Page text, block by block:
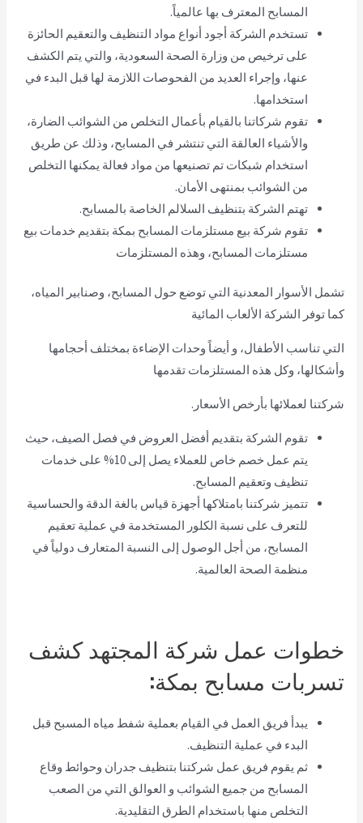
المسابح المعترف بها عالمياً.
تستخدم الشركة أجود أنواع مواد التنظيف والتعقيم الحائزة
على ترخيص من وزارة الصحة السعودية، والتي يتم الكشف
عنها، وإجراء العديد من الفحوصات اللازمة لها قبل البدء في
استخدامها.
تقوم شركاتنا بالقيام بأعمال التخلص من الشوائب الضارة،
والأشياء العالقة التي تنتشر في المسابح، وذلك عن طريق
استخدام شبكات تم تصنيعها من مواد فعالة يمكنها التخلص
من الشوائب بمنتهى الأمان.
تهتم الشركة بتنظيف السلالم الخاصة بالمسابح.
تقوم شركة بيع مستلزمات المسابح بمكة بتقديم خدمات بيع
مستلزمات المسابح، وهذه المستلزمات
تشمل الأسوار المعدنية التي توضع حول المسابح، وصنابير المياه،
كما توفر الشركة الألعاب المائية
التي تناسب الأطفال، و أيضاً وحدات الإضاءة بمختلف أحجامها
وأشكالها، وكل هذه المستلزمات تقدمها
شركتنا لعملائها بأرخص الأسعار.
تقوم الشركة بتقديم أفضل العروض في فصل الصيف، حيث
يتم عمل خصم خاص للعملاء يصل إلى 10% على خدمات
تنظيف وتعقيم المسابح.
تتميز شركتنا بامتلاكها أجهزة قياس بالغة الدقة والحساسية
للتعرف على نسبة الكلور المستخدمة في عملية تعقيم
المسابح، من أجل الوصول إلى النسبة المتعارف دولياً في
منظمة الصحة العالمية.
خطوات عمل شركة المجتهد كشف
تسربات مسابح بمكة:
يبدأ فريق العمل في القيام بعملية شفط مياه المسبح قبل
البدء في عملية التنظيف.
ثم يقوم فريق عمل شركتنا بتنظيف جدران وحوائط وقاع
المسابح من جميع الشوائب و العوالق التي من الصعب
التخلص منها باستخدام الطرق التقليدية.